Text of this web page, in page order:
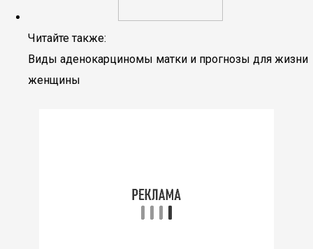
Читайте также:
Виды аденокарциномы матки и прогнозы для жизни
женщины